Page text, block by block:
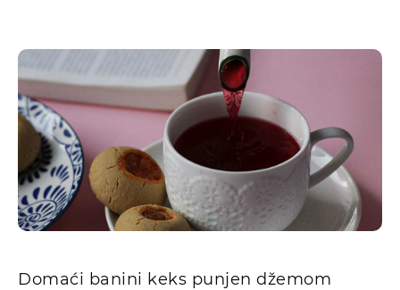
Domaći banini keks punjen džemom